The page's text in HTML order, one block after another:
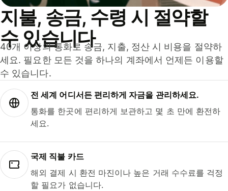
지불, 송금, 수령 시 절약할
수 있습니다
40개 이상의 통화로 송금, 지출, 정산 시 비용을 절약하
세요. 필요한 모든 것을 하나의 계좌에서 언제든 이용할
수 있습니다.
전 세계 어디서든 편리하게 자금을 관리하세요.
통화를 한곳에 편리하게 보관하고 몇 초 만에 환전하
세요.
국제 직불 카드
해외 결제 시 환전 마진이나 높은 거래 수수료를 걱정
할 필요가 없습니다.